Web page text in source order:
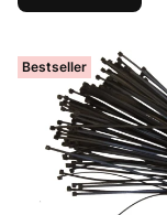
Bestseller